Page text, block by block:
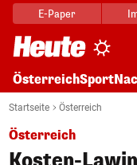
E-Paper
ÖsterreichSport
Startseite Österreich
Österreich